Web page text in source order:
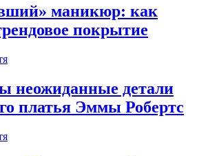
маникюр: как
покрытие
неожиданные детали
платья Эммы Робертс